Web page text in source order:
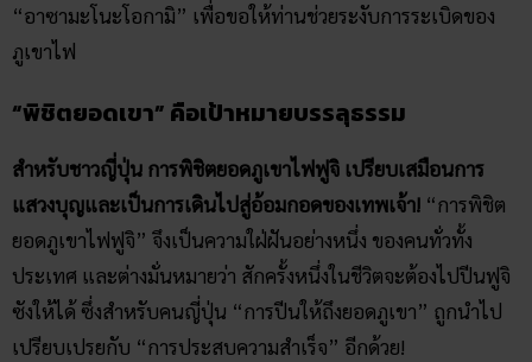
“อาซามะโนะโอกามิ” เพื่อขอให้ท่านช่วยระงับการระเบิดของ
ภูเขาไฟ
“พิชิตยอดเขา” คือเป้าหมายบรรลุธรรม
สำหรับชาวญี่ปุ่น การพิชิตยอดภูเขาไฟฟูจิ เปรียบเสมือนการ
แสวงบุญและเป็นการเดินไปสู่อ้อมกอดของเทพเจ้า! “การพิชิต
ยอดภูเขาไฟฟูจิ” จึงเป็นความใฝ่ฝันอย่างหนึ่ง ของคนทั่วทั้ง
ประเทศ และต่างมั่นหมายว่า สักครั้งหนึ่งในชีวิตจะต้องไปปีนฟูจิ
ซังให้ได้ ซึ่งสำหรับคนญี่ปุ่น “การปีนให้ถึงยอดภูเขา” ถูกนำไป
เปรียบเปรยกับ “การประสบความสำเร็จ” อีกด้วย!